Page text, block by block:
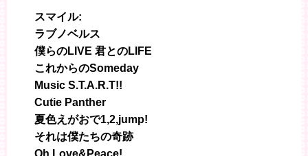
スマイル:
ラブノベルス
僕らのLIVE 君とのLIFE
これからのSomeday
Music S.T.A.R.T!!
Cutie Panther
夏色えがおで1,2,jump!
それは僕たちの奇跡
Oh,Love&Peace!